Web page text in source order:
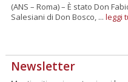
(ANS – Roma) – È stato Don
Salesiani di Don Bosco, ... leggi
Newsletter